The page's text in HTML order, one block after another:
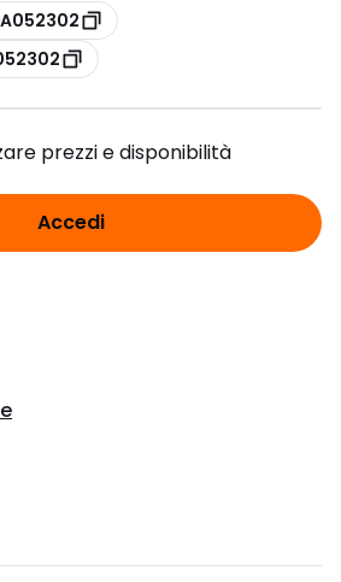
prezzi e disponibilità
Accedi